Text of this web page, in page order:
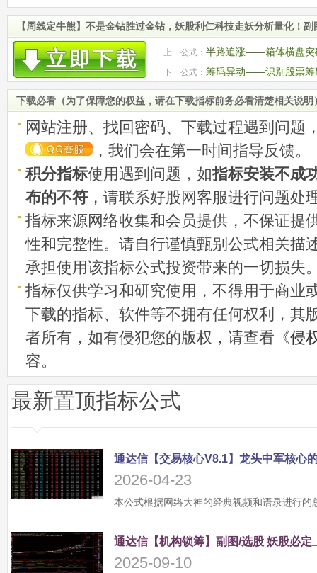
【周线定牛熊】不是金钻胜过金钻，妖股利仁科技走妖分析量化！
上一公式： 半路追涨——箱体横盘突
源码
下一公式： 筹码异动——识别股票筹
股 源码
下载必看（为了保障您的权益，请在下载指标前务必看清楚相关说明
网站注册、找回密码、下载过程遇到问题
，我们会在第一时间指导反馈。
积分指标使用遇到问题，如指标安装不成
布的不符 ，请联系好股网客服进行问题处
指标来源网络收集和会员提供，不保证提
性和完整性。请自行谨慎甄别公式相关描
承担使用该指标公式投资带来的一切损失
指标仅供学习和研究使用，不得用于商业
下载的指标、软件等不拥有任何权利，其
者所有，如有侵犯您的版权，请查看《侵
容。
最新置顶指标公式
2026-04-23
2025-09-10